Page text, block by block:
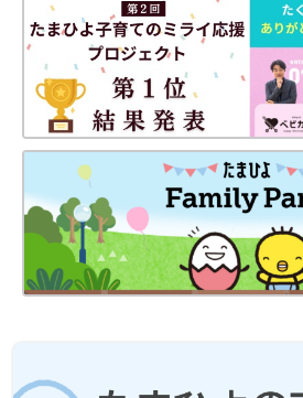
ニトリ、セリア、
整理収納アドバイ
収納アイテム5選
放っておくとどんど
わかりやすく整理し
倒であとまわしにし
ちゃごちゃになった
今回は、書類の整理
ます。便利なアイテ
いやすく取り出しや
ドバイスも！
ダイソーのハンガーやフックは、どれ
比較的お手頃ということもあり、家計
で洗濯物を干せば乾燥対策にもなるの
みてください。
(文・水川ちさ)
●記事内容でご紹介している投稿、リン
●記事内の価格はすべて税込み、2024